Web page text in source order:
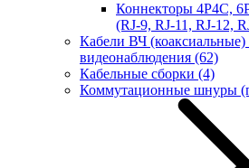
Коннекторы 4P4C,
(RJ-9, RJ-11, RJ-12,
Кабели ВЧ (коаксиальные)
видеонаблюдения (62)
Кабельные сборки (4)
Коммутационные шнуры